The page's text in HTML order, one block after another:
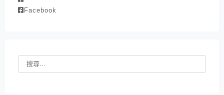
Facebook